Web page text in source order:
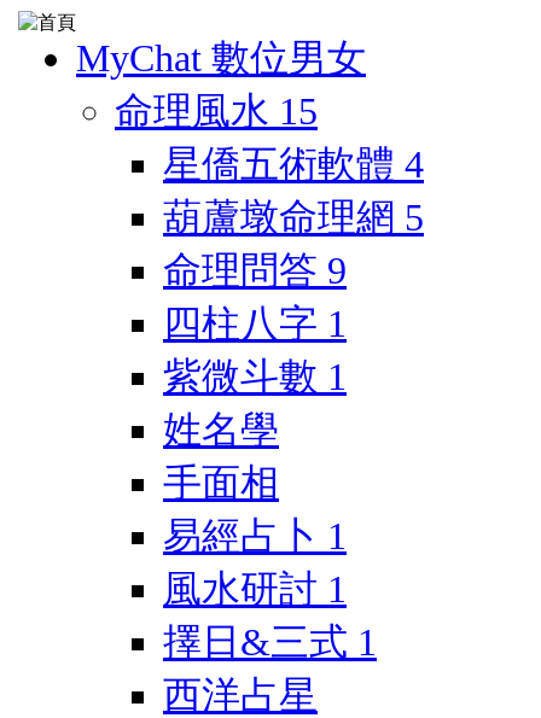
MyChat 數位男女
命理風水 15
星僑五術軟體 4
葫蘆墩命理網 5
命理問答 9
四柱八字 1
紫微斗數 1
姓名學
手面相
易經占卜 1
風水研討 1
擇日&三式 1
西洋占星